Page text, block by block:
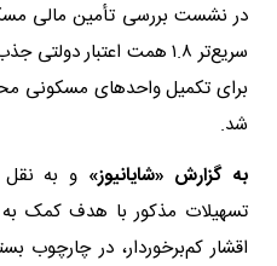
در نشست بررسی تأمین مالی
سریع‌تر ۱.۸ همت اعتبار
برای تکمیل واحدهای مسکونی
شد.
به گزارش «شایانیوز» و به نقل
تسهیلات مذکور با هدف کمک
اقشار کم‌برخوردار، در